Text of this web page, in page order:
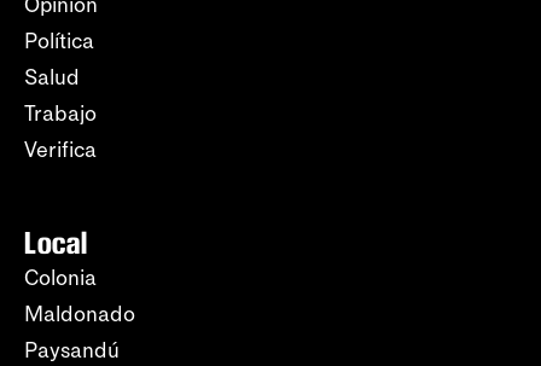
Política
Salud
Trabajo
Verifica
Local
Colonia
Maldonado
Paysandú